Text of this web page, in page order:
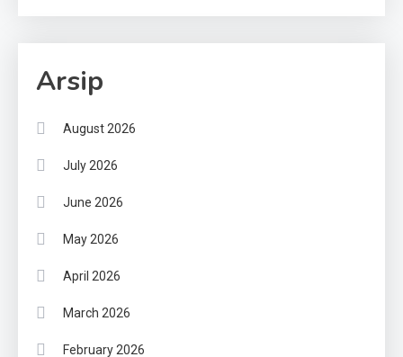
Arsip
August 2026
July 2026
June 2026
May 2026
April 2026
March 2026
February 2026